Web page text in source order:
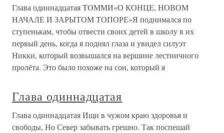
Глава одиннадцатая TOММИ«О КОНЦЕ, НОВОМ
НАЧАЛЕ И ЗАРЫТОМ ТОПОРЕ»Я поднимался по
ступенькам, чтобы отвести своих детей в школу в их
первый день, когда я поднял глаза и увидел силуэт
Никки, который возвышался на вершине лестничного
пролёта. Это было похоже на сон, который я
Глава одиннадцатая
Глава одиннадцатая Ищи в чужом краю здоровья и
свободы, Но Север забывать грешно. Так поспешай